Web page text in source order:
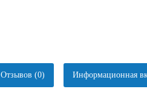
Отзывов (0) Информационная